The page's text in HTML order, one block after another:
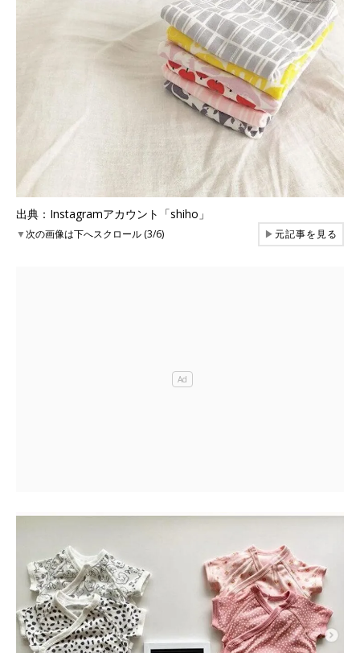
出典：Instagramアカウント「shiho」
▼次の画像は下へスクロール (3/6) ▶元記事を見る